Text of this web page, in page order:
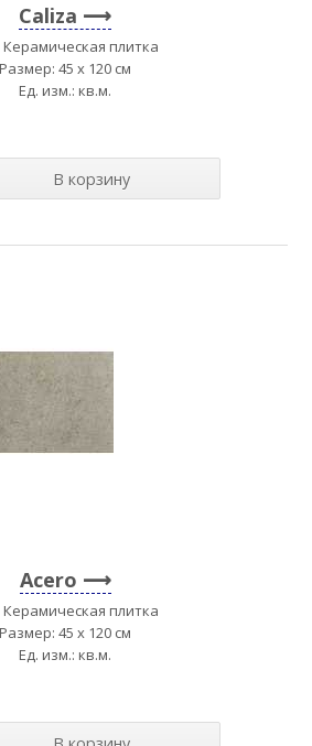
Caliza
Керамическая плитка
Размер: 45 x 120 см
Ед. изм.: кв.м.
Acero
Керамическая плитка
Размер: 45 x 120 см
Ед. изм.: кв.м.